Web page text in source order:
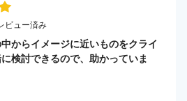
ビュー済み
からイメージに近いものをクライ
検討できるので、助かっていま